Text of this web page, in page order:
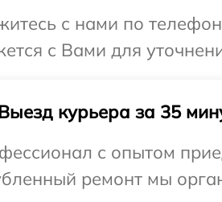
с нами по
с Вами для
курьера за 35
с опытом
ремонт мы